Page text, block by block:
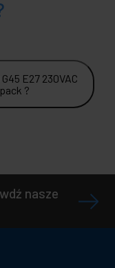
E27 230VAC
?
nasze